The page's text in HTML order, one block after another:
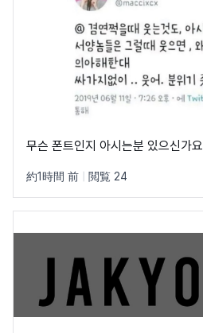
무슨 폰트인지 아시는분 있으신가요
約1時間 前 閲覧 24